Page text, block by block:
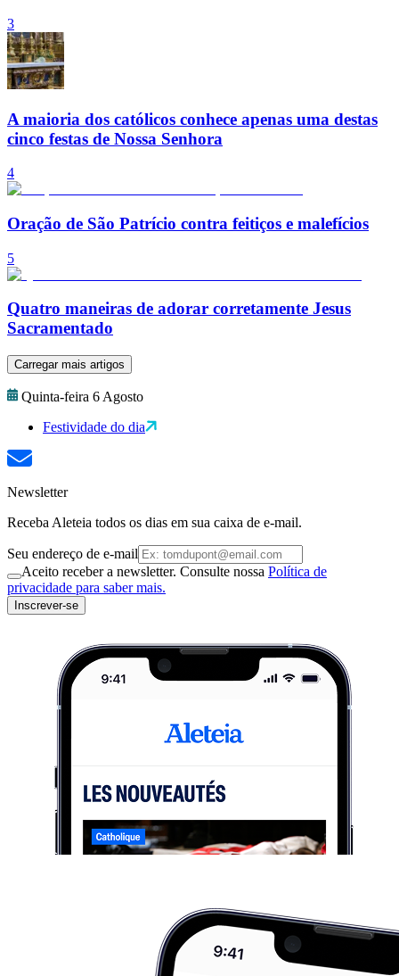
3
A maioria dos católicos conhece apenas uma destas
cinco festas de Nossa Senhora
4
Oração de São Patrício contra feitiços e malefícios
5
Quatro maneiras de adorar corretamente Jesus
Sacramentado
Carregar mais artigos
Quinta-feira 6 Agosto
Festividade do dia
Newsletter
Receba Aleteia todos os dias em sua caixa de e-mail.
Seu endereço de e-mail
Aceito receber a newsletter. Consulte nossa Política de
privacidade para saber mais.
Inscrever-se